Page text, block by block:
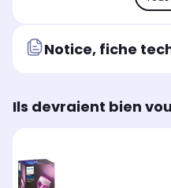
Notice, fiche
Ils devraient bien